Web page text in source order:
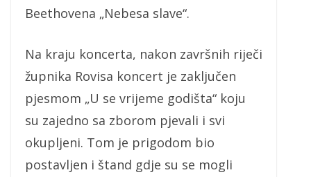
Beethovena „Nebesa slave“.
Na kraju koncerta, nakon završnih riječi
župnika Rovisa koncert je zaključen
pjesmom „U se vrijeme godišta“ koju
su zajedno sa zborom pjevali i svi
okupljeni. Tom je prigodom bio
postavljen i štand gdje su se mogli